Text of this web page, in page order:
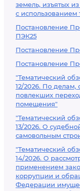
земель, изъятых
с использованием
Постановление
ПЭК25
Постановление
Постановление
"Тематический
12/2026. По
повлекших
помещения"
"Тематический
13/2026. О
самовольным
"Тематический
14/2026. О
применением
коррупции и
Федерации